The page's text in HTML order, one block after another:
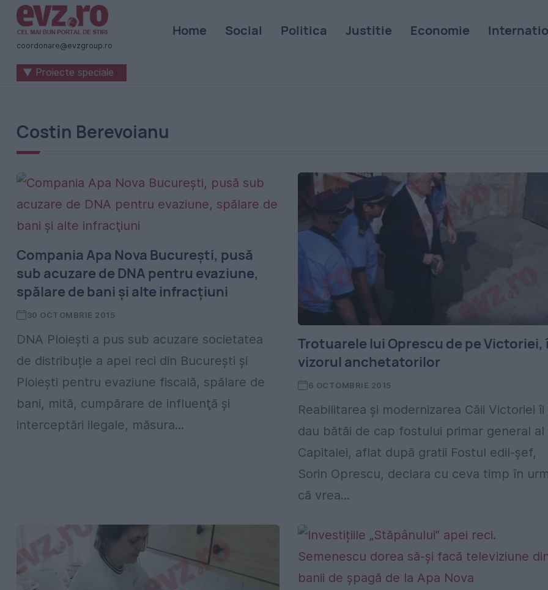
Știri
naționale
internaționale
România
-
Zilei
coordonare@evzgroup.ro
Home Social Politica Justitie Economie
▼ Proiecte speciale
Costin Berevoianu
Compania Apa Nova Bucureşti, pusă
sub acuzare de DNA pentru evaziune,
spălare de bani şi alte infracţiuni
30 OCTOMBRIE 2015
DNA Ploieşti a pus sub acuzare societatea
de distribuție a apei reci din București și
Ploiești pentru evaziune fiscală, spălare de
bani, mită, cumpărare de influenţă şi
interceptări ilegale, măsura...
Trotuarele lui Oprescu de pe Victoriei,
vizorul anchetatorilor
6 OCTOMBRIE 2015
Reabilitarea și modernizarea Căii Victoriei îi
dau bătăi de cap fostului primar general al
Capitalei, aflat după gratii Fostul edil-șef,
Sorin Oprescu, declara cu ceva timp în
că vrea...